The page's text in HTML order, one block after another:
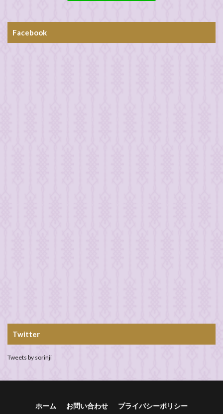
Facebook
Twitter
Tweets by sorinji
ホーム お問い合わせ プライバシーポリシー